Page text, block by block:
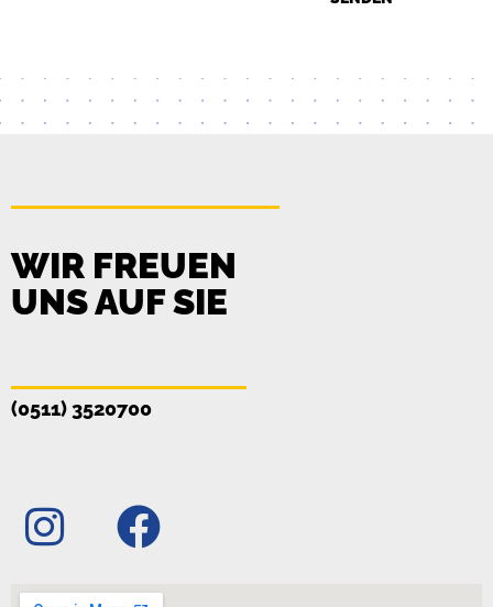
WIR FREUEN
UNS AUF SIE
(0511) 3520700